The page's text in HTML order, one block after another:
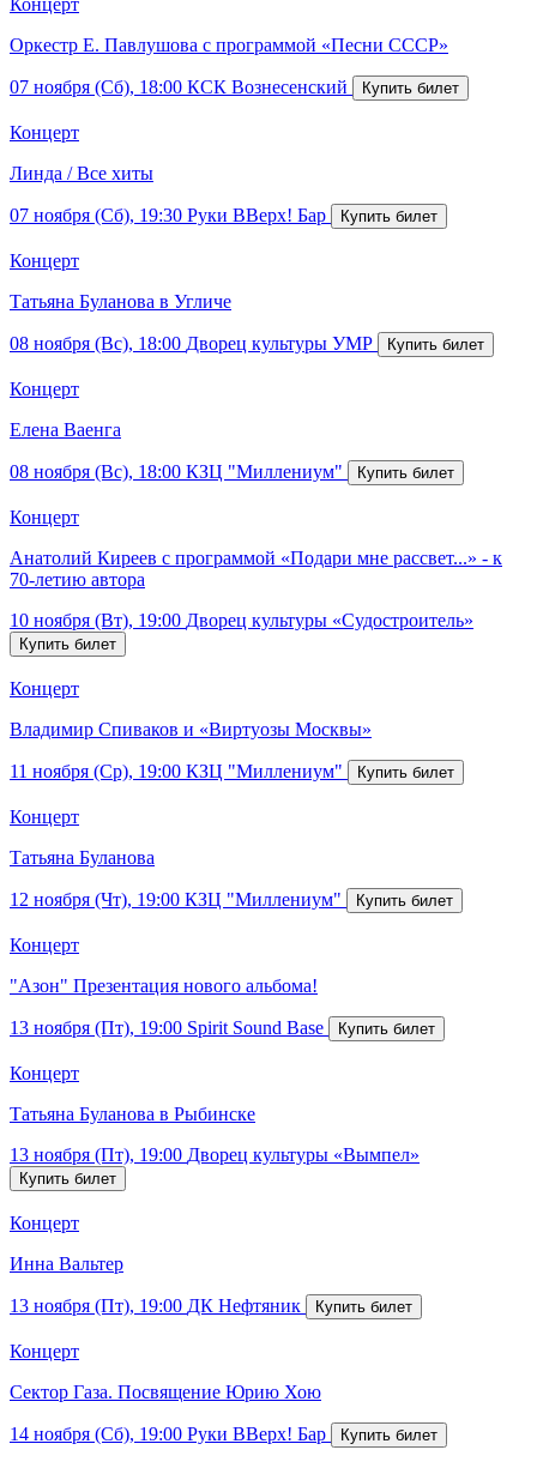
Оркестр Е. Павлушова с программой «Песни СССР»
07 ноября (Сб), 18:00 КСК Вознесенский
Концерт
Линда / Все хиты
07 ноября (Сб), 19:30 Руки ВВерх! Бар
Концерт
Татьяна Буланова в Угличе
08 ноября (Вс), 18:00 Дворец культуры УМР
Концерт
Елена Ваенга
08 ноября (Вс), 18:00 КЗЦ "Миллениум"
Концерт
Анатолий Киреев с программой «Подари мне рассвет...» - к
70-летию автора
10 ноября (Вт), 19:00 Дворец культуры «Судостроитель»
Концерт
Владимир Спиваков и «Виртуозы Москвы»
11 ноября (Ср), 19:00 КЗЦ "Миллениум"
Концерт
Татьяна Буланова
12 ноября (Чт), 19:00 КЗЦ "Миллениум"
Концерт
"Азон" Презентация нового альбома!
13 ноября (Пт), 19:00 Spirit Sound Base
Концерт
Татьяна Буланова в Рыбинске
13 ноября (Пт), 19:00 Дворец культуры «Вымпел»
Концерт
Инна Вальтер
13 ноября (Пт), 19:00 ДК Нефтяник
Концерт
Сектор Газа. Посвящение Юрию Хою
14 ноября (Сб), 19:00 Руки ВВерх! Бар